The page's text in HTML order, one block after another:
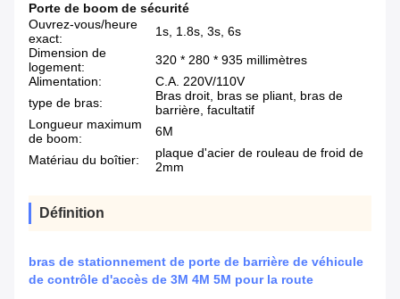
Porte de boom de sécurité
Ouvrez-vous/heure
exact:
1s, 1.8s, 3s, 6s
Dimension de
logement:
320 * 280 * 935 millimètres
Alimentation:
C.A. 220V/110V
type de bras:
Bras droit, bras se pliant, bras de
barrière, facultatif
Longueur maximum
de boom:
6M
Matériau du boîtier:
plaque d'acier de rouleau de froid de
2mm
Définition
bras de stationnement de porte de barrière de véhicule
de contrôle d'accès de 3M 4M 5M pour la route